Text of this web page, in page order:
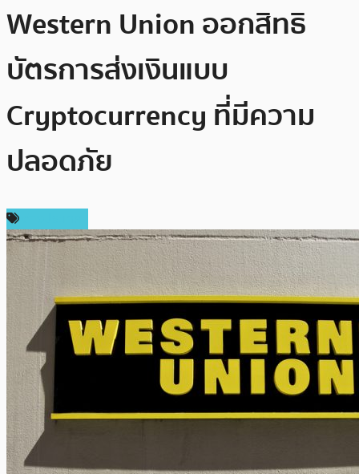
Western Union ออกสิทธิ
บัตรการส่งเงินแบบ
Cryptocurrency ที่มีความ
ปลอดภัย